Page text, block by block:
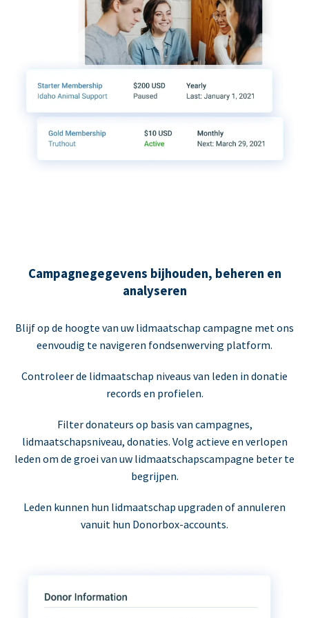
Campagnegegevens bijhouden, beheren en
analyseren
Blijf op de hoogte van uw lidmaatschap campagne met ons
eenvoudig te navigeren fondsenwerving platform.
Controleer de lidmaatschap niveaus van leden in donatie
records en profielen.
Filter donateurs op basis van campagnes,
lidmaatschapsniveau, donaties. Volg actieve en verlopen
leden om de groei van uw lidmaatschapscampagne beter te
begrijpen.
Leden kunnen hun lidmaatschap upgraden of annuleren
vanuit hun Donorbox-accounts.